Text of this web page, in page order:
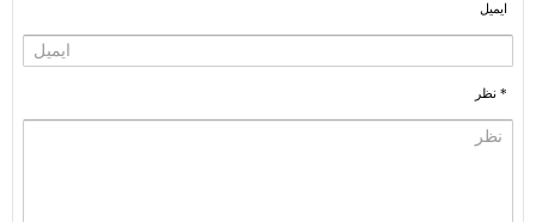
ایمیل
* نظر